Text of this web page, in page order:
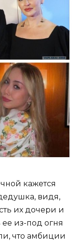
кажется
видя,
их дочери и
из-под огня
что амбиции